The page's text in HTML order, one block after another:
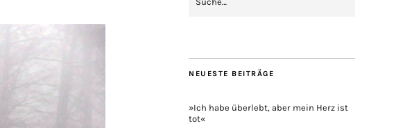
NEUESTE BEITRÄGE
»Ich habe überlebt, aber mein Herz ist
tot«